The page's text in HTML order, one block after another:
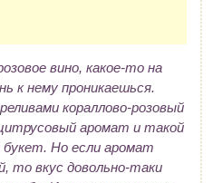
вино, какое-то на
к нему проникаешься.
кораллово-розовый
аромат и такой
Но если аромат
то вкус довольно-таки